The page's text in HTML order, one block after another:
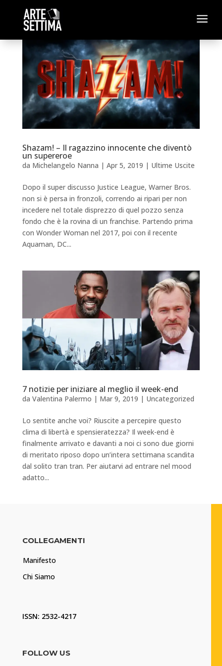
a
Shazam! – Il ragazzino innocente che diventò
un supereroe
da Michelangelo Nanna | Apr 5, 2019 | Ultime Uscite
Dopo il super discusso Justice League, Warner Bros.
non si è persa in fronzoli, correndo ai ripari per non
incedere nel totale disprezzo di quel pozzo senza
fondo che è la rovina di un franchise. Partendo prima
con Wonder Woman nel 2017, poi con il recente
Aquaman, DC...
7 notizie per iniziare al meglio il week-end
da Valentina Palermo | Mar 9, 2019 | Uncategorized
Lo sentite anche voi? Riuscite a percepire questo
clima di libertà e spensieratezza? Il week-end è
finalmente arrivato e davanti a noi ci sono due giorni
di meritato riposo dopo un’intera settimana scandita
dal solito tran tran. Per aiutarvi ad entrare nel mood
adatto...
COLLEGAMENTI
Manifesto
Chi Siamo
ISSN: 2532-4217
FOLLOW US